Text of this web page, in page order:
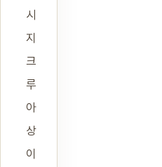
시
지
크
루
아
상
이